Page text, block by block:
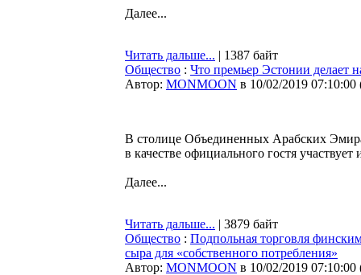
Далее...
Читать дальше... | 1387 байт
Общество : Что премьер Эстонии делает
Автор: MONMOON в 10/02/2019 07:10:00
В столице Объединенных Арабских
в качестве официального гостя
Далее...
Читать дальше... | 3879 байт
Общество : Подпольная торговля
сыра для «собственного потребления»
Автор: MONMOON в 10/02/2019 07:10:00